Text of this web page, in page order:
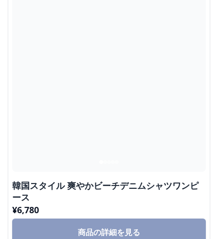
韓国スタイル 爽やかビーチデニムシャツワンピ
ース
¥6,780
商品の詳細を見る